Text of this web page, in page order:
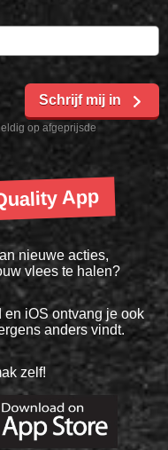
op afgeprijsde
Schrijf mij in
App
nieuwe acties,
vlees te halen?
en iOS ontvang je ook
anders vindt.
zelf!